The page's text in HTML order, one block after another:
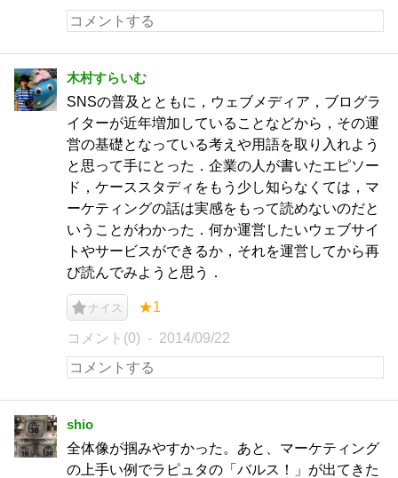
木村すらいむ
SNSの普及とともに，ウェブメディア，ブログラ
イターが近年増加していることなどから，その運
営の基礎となっている考えや用語を取り入れよう
と思って手にとった．企業の人が書いたエピソー
ド，ケーススタディをもう少し知らなくては，マ
ーケティングの話は実感をもって読めないのだと
いうことがわかった．何か運営したいウェブサイ
トやサービスができるか，それを運営してから再
び読んでみようと思う．
ナイス ★1
コメント(0) 2014/09/22
shio
全体像が掴みやすかった。あと、マーケティング
の上手い例でラピュタの「バルス！」が出てきた